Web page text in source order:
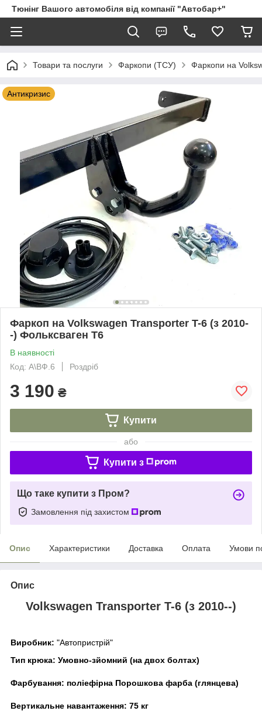
Тюнінг Вашого автомобіля від компанії "Автобар+"
Товари та послуги Фаркопи (ТСУ) Фаркопи на
Антикризис
Фаркоп на Volkswagen Transporter T-6 (з 2010-
-) Фольксваген Т6
В наявності
Код: А\ВФ.6
Роздріб
3 190 ₴
Купити
або
Купити з
Що таке купити з Пром?
Замовлення під захистом
Опис Характеристики Доставка Оплата Умови
Опис
Volkswagen Transporter T-6 (з 2010--)
Виробник: "Автопристрій"
Тип крюка: Умовно-зйомний (на двох болтах)
Фарбування: поліефірна Порошкова фарба (глянцева)
Вертикальне навантаження: 75 кг